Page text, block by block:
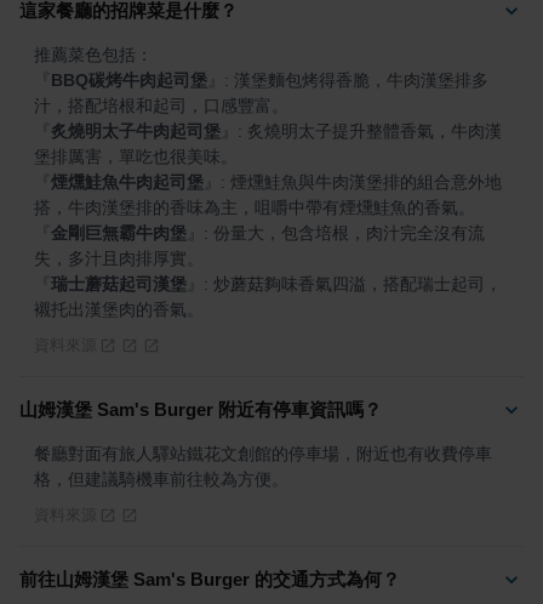
這家餐廳的招牌菜是什麼？
BBQ碳烤牛肉起司堡
: 漢堡麵包烤得香脆，牛肉漢堡排多
炙燒明太子牛肉起司堡
: 炙燒明太子提升整體香氣，牛肉漢
煙燻鮭魚牛肉起司堡
: 煙燻鮭魚與牛肉漢堡排的組合意外地
金剛巨無霸牛肉堡
: 份量大，包含培根，肉汁完全沒有流
瑞士蘑菇起司漢堡
: 炒蘑菇夠味香氣四溢，搭配瑞士起司，
襯托出漢堡肉的香氣。
山姆漢堡 Sam's Burger 附近有停車資訊嗎？
餐廳對面有旅人驛站鐵花文創館的停車場，附近也有收費停車
格，但建議騎機車前往較為方便。
前往山姆漢堡 Sam's Burger 的交通方式為何？